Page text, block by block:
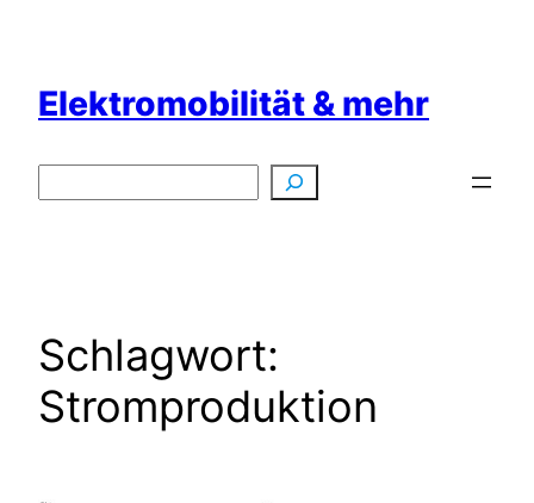
springen
Elektromobilität & mehr
Schlagwort:
Stromproduktion